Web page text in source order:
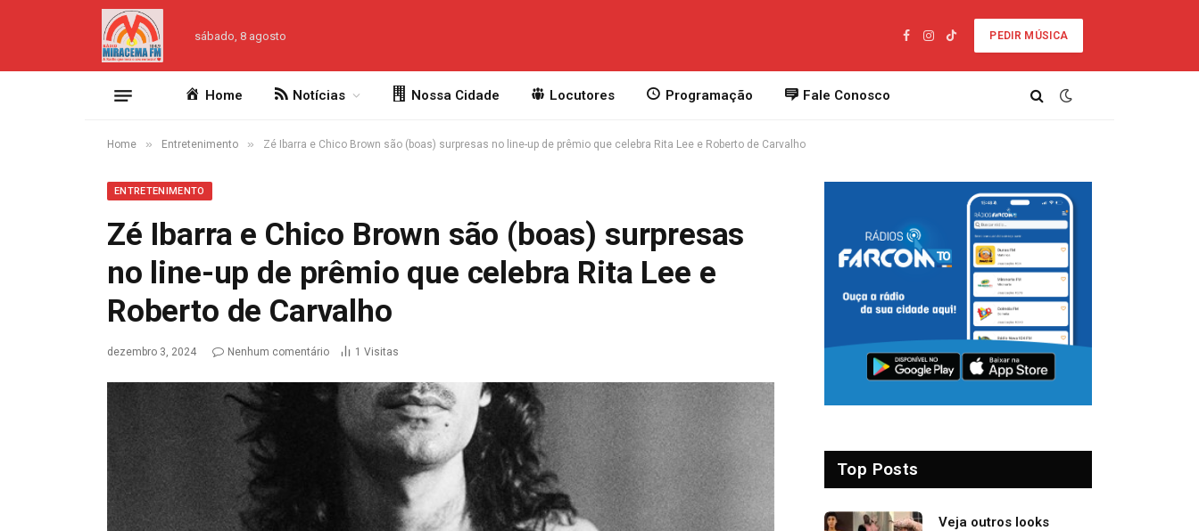
sábado, 8 agosto
Facebook
Instagram
TikTok
PEDIR MÚSICA
Home Notícias Nossa Cidade Locutores Programação Fale Conosco
Home » Entretenimento » Zé Ibarra e Chico Brown são (boas) surpresas no line-up de prêmio que celebra Rita Lee e Roberto de Carvalho
ENTRETENIMENTO
Zé Ibarra e Chico Brown são (boas) surpresas
no line-up de prêmio que celebra Rita Lee e
Roberto de Carvalho
dezembro 3, 2024 Nenhum comentário 1 Visitas
Top Posts
Veja outros looks